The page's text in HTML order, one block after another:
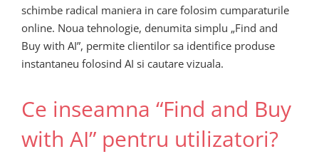
schimbe radical maniera in care folosim cumparaturile
online. Noua tehnologie, denumita simplu „Find and
Buy with AI”, permite clientilor sa identifice produse
instantaneu folosind AI si cautare vizuala.
Ce inseamna “Find and Buy
with AI” pentru utilizatori?